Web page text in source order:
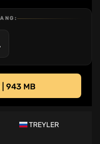
943 MB
TREYLER